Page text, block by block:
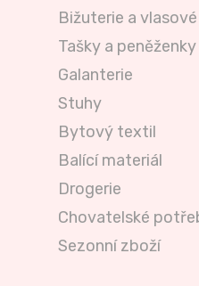
Bižuterie a
Tašky a peněženky
Galanterie
Stuhy
Bytový textil
Balící materiál
Drogerie
Chovatelské
Sezonní zboží